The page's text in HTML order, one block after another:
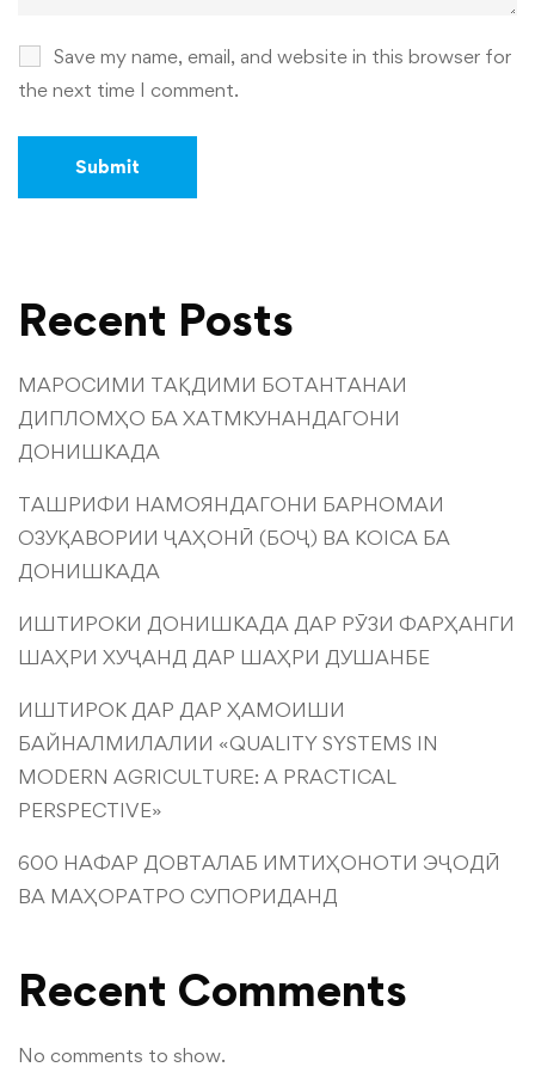
Save my name, email, and website in this browser for
the next time I comment.
Recent Posts
МАРОСИМИ ТАҚДИМИ БОТАНТАНАИ
ДИПЛОМҲО БА ХАТМКУНАНДАГОНИ
ДОНИШКАДА
ТАШРИФИ НАМОЯНДАГОНИ БАРНОМАИ
ОЗУҚАВОРИИ ҶАҲОНӢ (БОҶ) ВА KOICA БА
ДОНИШКАДА
ИШТИРОКИ ДОНИШКАДА ДАР РӮЗИ ФАРҲАНГИ
ШАҲРИ ХУҶАНД ДАР ШАҲРИ ДУШАНБЕ
ИШТИРОК ДАР ДАР ҲАМОИШИ
БАЙНАЛМИЛАЛИИ «QUALITY SYSTEMS IN
MODERN AGRICULTURE: A PRACTICAL
PERSPECTIVE»
600 НАФАР ДОВТАЛАБ ИМТИҲОНОТИ ЭҶОДӢ
ВА МАҲОРАТРО СУПОРИДАНД
Recent Comments
No comments to show.